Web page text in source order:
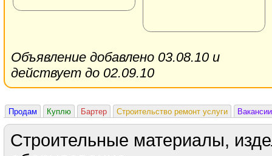
Объявление добавлено 03.08.10 и
действует до 02.09.10
Продам Куплю Бартер Строительство ремонт услуги Вакансии
Строительные материалы,